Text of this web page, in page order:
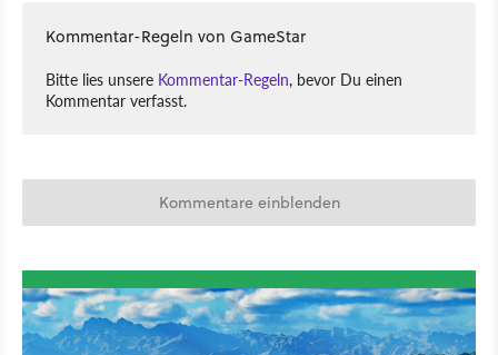
Kommentar-Regeln von GameStar
Bitte lies unsere Kommentar-Regeln, bevor Du einen
Kommentar verfasst.
Kommentare einblenden